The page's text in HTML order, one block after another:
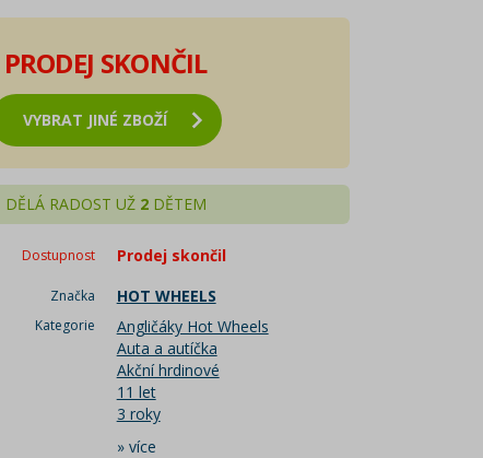
PRODEJ SKONČIL
VYBRAT JINÉ ZBOŽÍ
DĚLÁ RADOST UŽ 2DĚTEM
Dostupnost Prodej skončil
Značka HOT WHEELS
Kategorie
Angličáky Hot Wheels
Auta a autíčka
Akční hrdinové
11 let
3 roky
» více